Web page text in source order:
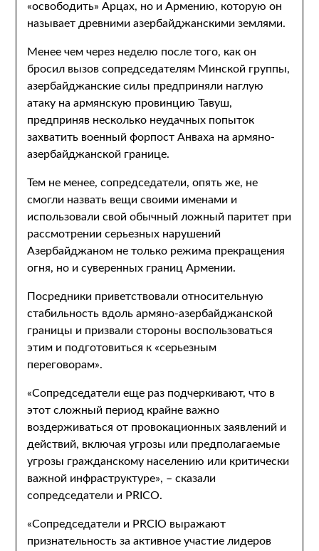
«освободить» Арцах, но и Армению, которую он
называет древними азербайджанскими землями.
Менее чем через неделю после того, как он
бросил вызов сопредседателям Минской группы,
азербайджанские силы предприняли наглую
атаку на армянскую провинцию Тавуш,
предприняв несколько неудачных попыток
захватить военный форпост Анваха на армяно-
азербайджанской границе.
Тем не менее, сопредседатели, опять же, не
смогли назвать вещи своими именами и
использовали свой обычный ложный паритет при
рассмотрении серьезных нарушений
Азербайджаном не только режима прекращения
огня, но и суверенных границ Армении.
Посредники приветствовали относительную
стабильность вдоль армяно-азербайджанской
границы и призвали стороны воспользоваться
этим и подготовиться к «серьезным
переговорам».
«Сопредседатели еще раз подчеркивают, что в
этот сложный период крайне важно
воздерживаться от провокационных заявлений и
действий, включая угрозы или предполагаемые
угрозы гражданскому населению или критически
важной инфраструктуре», – сказали
сопредседатели и PRICO.
«Сопредседатели и PRCIO выражают
признательность за активное участие лидеров